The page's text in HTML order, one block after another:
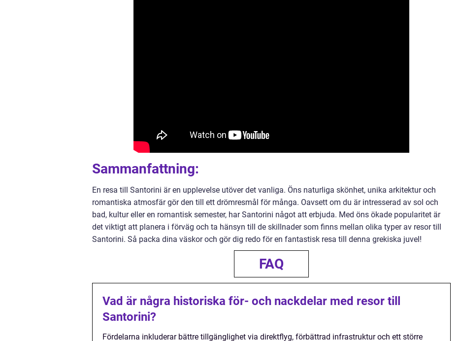
Sammanfattning:
En resa till Santorini är en upplevelse utöver det vanliga. Öns naturliga skönhet, unika arkitektur och
romantiska atmosfär gör den till ett drömresmål för många. Oavsett om du är intresserad av sol och
bad, kultur eller en romantisk semester, har Santorini något att erbjuda. Med öns ökade popularitet är
det viktigt att planera i förväg och ta hänsyn till de skillnader som finns mellan olika typer av resor till
Santorini. Så packa dina väskor och gör dig redo för en fantastisk resa till denna grekiska juvel!
FAQ
Vad är några historiska för- och nackdelar med resor till
Santorini?
Fördelarna inkluderar bättre tillgänglighet via direktflyg, förbättrad infrastruktur och ett större